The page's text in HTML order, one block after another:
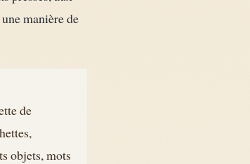
manière de
de
objets, mots